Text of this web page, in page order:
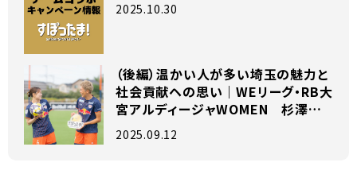
2025.10.30
（後編）温かい人が多い埼玉の魅力と
社会貢献ヘの思い｜WEリーグ・RB大
宮アルディージャWOMEN 杉澤海
星選手×齊藤夕眞選手 独占インタビ
ュー
2025.09.12